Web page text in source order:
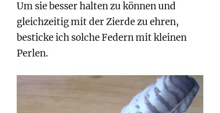
Um sie besser halten zu können und
gleichzeitig mit der Zierde zu ehren,
besticke ich solche Federn mit kleinen
Perlen.